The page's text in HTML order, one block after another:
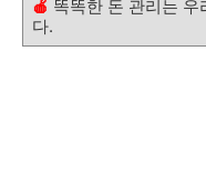
🍎 똑똑한 돈 관리는
다.